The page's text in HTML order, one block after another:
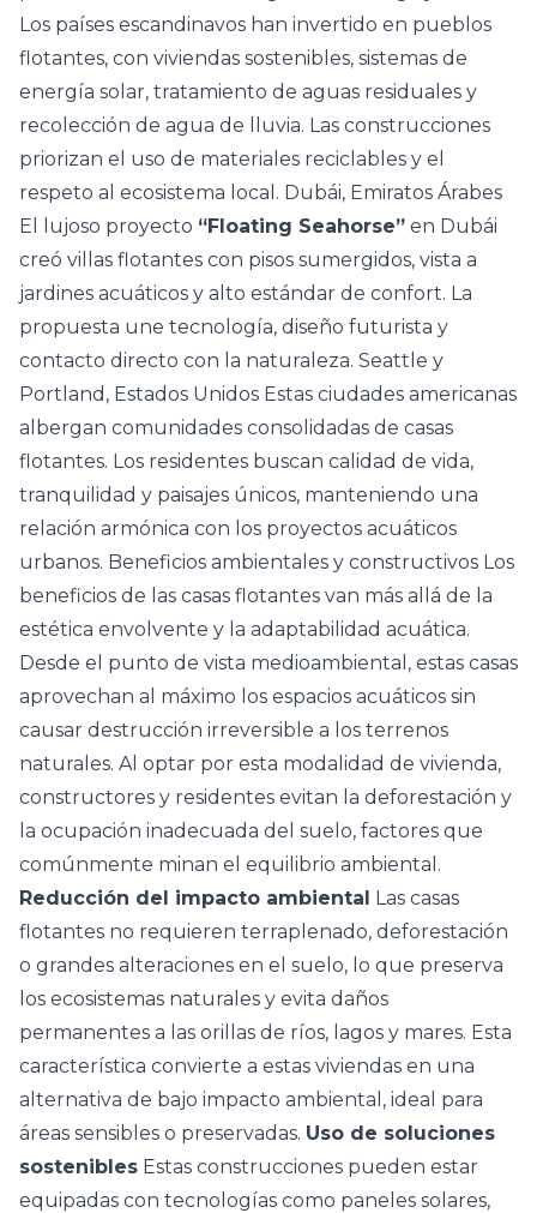
Los países escandinavos han invertido en pueblos
flotantes, con viviendas sostenibles, sistemas de
energía solar, tratamiento de aguas residuales y
recolección de agua de lluvia. Las construcciones
priorizan el uso de materiales reciclables y el
respeto al ecosistema local. Dubái, Emiratos Árabes
El lujoso proyecto “Floating Seahorse” en Dubái
creó villas flotantes con pisos sumergidos, vista a
jardines acuáticos y alto estándar de confort. La
propuesta une tecnología, diseño futurista y
contacto directo con la naturaleza. Seattle y
Portland, Estados Unidos Estas ciudades americanas
albergan comunidades consolidadas de casas
flotantes. Los residentes buscan calidad de vida,
tranquilidad y paisajes únicos, manteniendo una
relación armónica con los proyectos acuáticos
urbanos. Beneficios ambientales y constructivos Los
beneficios de las casas flotantes van más allá de la
estética envolvente y la adaptabilidad acuática.
Desde el punto de vista medioambiental, estas casas
aprovechan al máximo los espacios acuáticos sin
causar destrucción irreversible a los terrenos
naturales. Al optar por esta modalidad de vivienda,
constructores y residentes evitan la deforestación y
la ocupación inadecuada del suelo, factores que
comúnmente minan el equilibrio ambiental.
Reducción del impacto ambiental Las casas
flotantes no requieren terraplenado, deforestación
o grandes alteraciones en el suelo, lo que preserva
los ecosistemas naturales y evita daños
permanentes a las orillas de ríos, lagos y mares. Esta
característica convierte a estas viviendas en una
alternativa de bajo impacto ambiental, ideal para
áreas sensibles o preservadas. Uso de soluciones
sostenibles Estas construcciones pueden estar
equipadas con tecnologías como paneles solares,